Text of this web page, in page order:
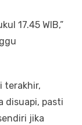
17.45 WIB,”
terakhir,
disuapi, pasti
jika